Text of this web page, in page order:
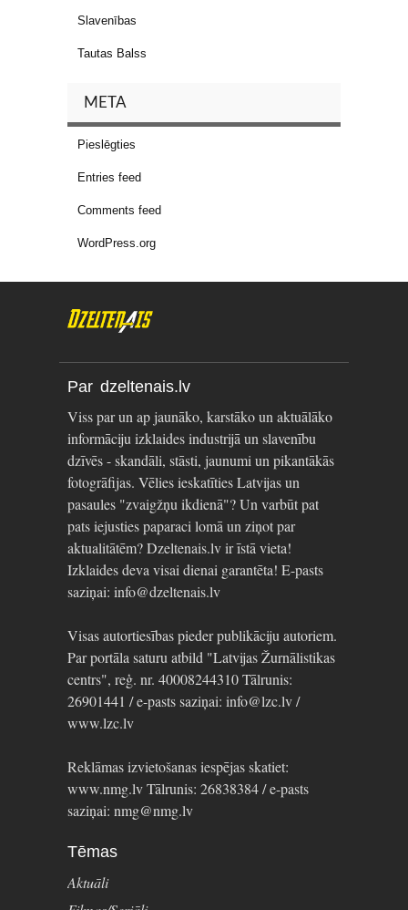
Slavenības
Tautas Balss
META
Pieslēgties
Entries feed
Comments feed
WordPress.org
Par dzeltenais.lv
Viss par un ap jaunāko, karstāko un aktuālāko
informāciju izklaides industrijā un slavenību
dzīvēs - skandāli, stāsti, jaunumi un pikantākās
fotogrāfijas. Vēlies ieskatīties Latvijas un
pasaules "zvaigžņu ikdienā"? Un varbūt pat
pats iejusties paparaci lomā un ziņot par
aktualitātēm? Dzeltenais.lv ir īstā vieta!
Izklaides deva visai dienai garantēta! E-pasts
saziņai: info@dzeltenais.lv
Visas autortiesības pieder publikāciju autoriem.
Par portāla saturu atbild "Latvijas Žurnālistikas
centrs", reģ. nr. 40008244310 Tālrunis:
26901441 / e-pasts saziņai: info@lzc.lv /
www.lzc.lv
Reklāmas izvietošanas iespējas skatiet:
www.nmg.lv Tālrunis: 26838384 / e-pasts
saziņai: nmg@nmg.lv
Tēmas
Aktuāli